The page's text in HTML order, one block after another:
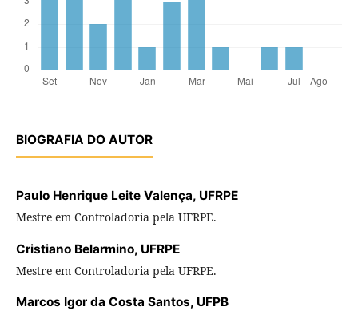
BIOGRAFIA DO AUTOR
Paulo Henrique Leite Valença, UFRPE
Mestre em Controladoria pela UFRPE.
Cristiano Belarmino, UFRPE
Mestre em Controladoria pela UFRPE.
Marcos Igor da Costa Santos, UFPB